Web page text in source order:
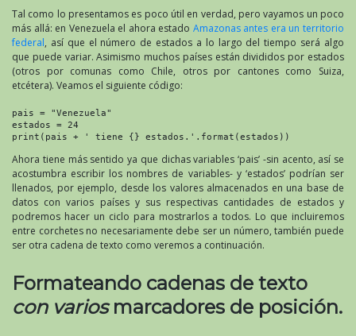
Tal como lo presentamos es poco útil en verdad, pero vayamos un poco
más allá: en Venezuela el ahora estado Amazonas antes era un territorio
federal, así que el número de estados a lo largo del tiempo será algo
que puede variar. Asimismo muchos países están divididos por estados
(otros por comunas como Chile, otros por cantones como Suiza,
etcétera). Veamos el siguiente código:
pais = "Venezuela"
estados = 24
print(pais + ' tiene {} estados.'.format(estados))
Ahora tiene más sentido ya que dichas variables ‘pais’ -sin acento, así se
acostumbra escribir los nombres de variables- y ‘estados’ podrían ser
llenados, por ejemplo, desde los valores almacenados en una base de
datos con varios países y sus respectivas cantidades de estados y
podremos hacer un ciclo para mostrarlos a todos. Lo que incluiremos
entre corchetes no necesariamente debe ser un número, también puede
ser otra cadena de texto como veremos a continuación.
Formateando cadenas de texto
con variosmarcadores de posición.